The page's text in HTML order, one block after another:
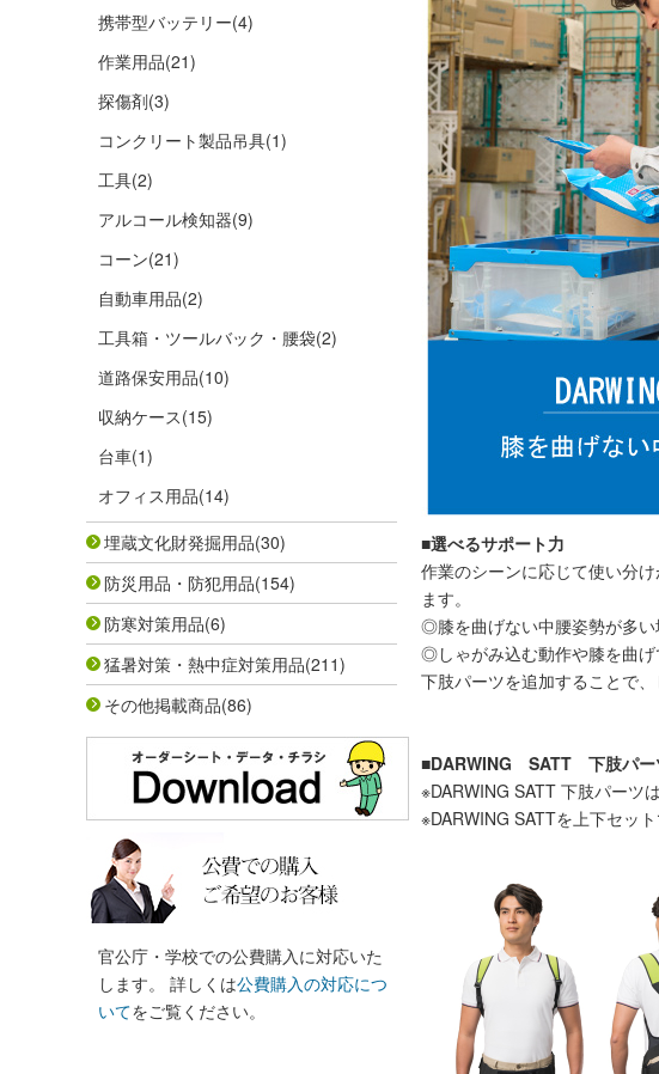
携帯型バッテリー(4)
作業用品(21)
探傷剤(3)
コンクリート製品吊具(1)
工具(2)
アルコール検知器(9)
コーン(21)
自動車用品(2)
工具箱・ツールバック・腰袋(2)
道路保安用品(10)
収納ケース(15)
台車(1)
オフィス用品(14)
埋蔵文化財発掘用品(30)
防災用品・防犯用品(154)
防寒対策用品(6)
猛暑対策・熱中症対策用品(211)
その他掲載商品(86)
官公庁・学校での公費購入に対応いた
します。 詳しくは公費購入の対応につ
いてをご覧ください。
■選べるサポート力
作業のシーンに応じて使い分
ます。
◎膝を曲げない中腰姿勢が多
◎しゃがみ込む動作や膝を曲
下肢パーツを追加することで
■DARWING SATT 下肢パー
※DARWING SATT 下肢パーツ
※DARWING SATTを上下セッ